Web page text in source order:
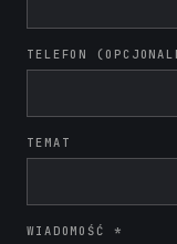
TELEFON
TEMAT
WIADOMOŚĆ *